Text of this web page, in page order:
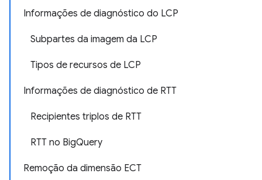
Informações de diagnóstico do LCP
Subpartes da imagem da LCP
Tipos de recursos de LCP
Informações de diagnóstico de RTT
Recipientes triplos de RTT
RTT no BigQuery
Remoção da dimensão ECT